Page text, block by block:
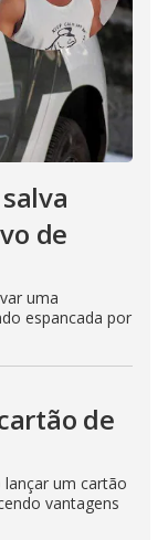
de
uma
espancada por
de
lançar um cartão
vantagens